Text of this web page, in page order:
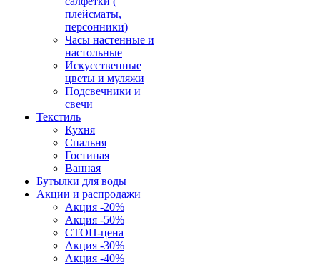
плейсматы,
персонники)
Часы настенные и
настольные
Искусственные
цветы и муляжи
Подсвечники и
свечи
Текстиль
Кухня
Спальня
Гостиная
Ванная
Бутылки для воды
Акции и распродажи
Акция -20%
Акция -50%
СТОП-цена
Акция -30%
Акция -40%